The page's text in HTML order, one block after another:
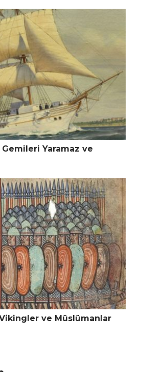
Gemileri Yaramaz ve
Vikingler ve Müslümanlar